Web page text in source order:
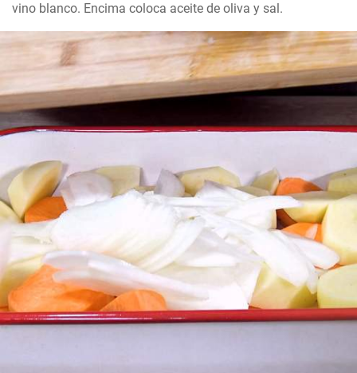
vino blanco. Encima coloca aceite de oliva y sal.